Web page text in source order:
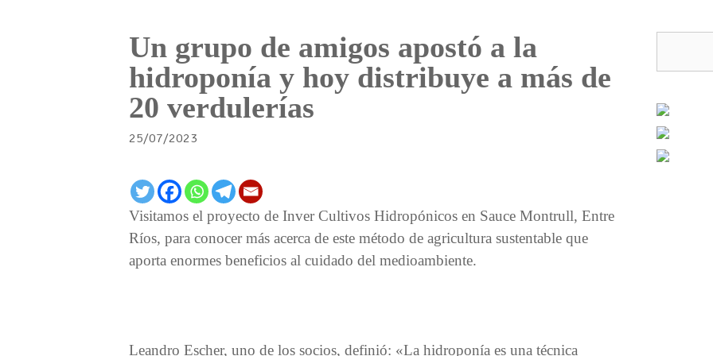
Un grupo de amigos apostó a la
hidroponía y hoy distribuye a más de
20 verdulerías
25/07/2023
Visitamos el proyecto de Inver Cultivos Hidropónicos en Sauce Montrull, Entre
Ríos, para conocer más acerca de este método de agricultura sustentable que
aporta enormes beneficios al cuidado del medioambiente.
Leandro Escher, uno de los socios, definió: «La hidroponía es una técnica